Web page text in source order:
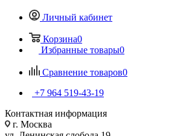
Личный кабинет
Корзина0
Избранные товары0
Сравнение товаров0
+7 964 519-43-19
Контактная информация
г. Москва